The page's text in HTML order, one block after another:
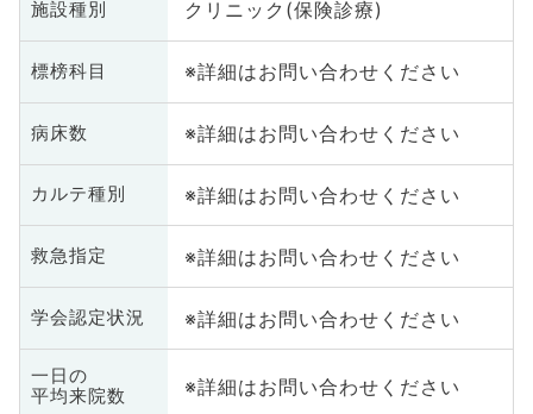
施設種別 クリニック(保険診療)
標榜科目 ※詳細はお問い合わせください
病床数 ※詳細はお問い合わせください
カルテ種別 ※詳細はお問い合わせください
救急指定 ※詳細はお問い合わせください
学会認定状況 ※詳細はお問い合わせください
一日の
平均来院数
※詳細はお問い合わせください